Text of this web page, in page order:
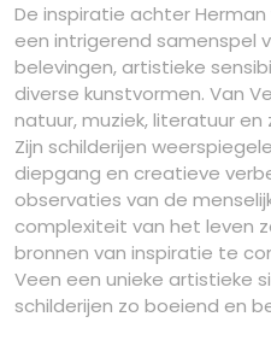
De inspiratie achter Herman
een intrigerend samenspel
belevingen, artistieke
diverse kunstvormen. Van
natuur, muziek, literatuur en
Zijn schilderijen
diepgang en creatieve
observaties van de
complexiteit van het leven
bronnen van inspiratie te
Veen een unieke artistieke
schilderijen zo boeiend en